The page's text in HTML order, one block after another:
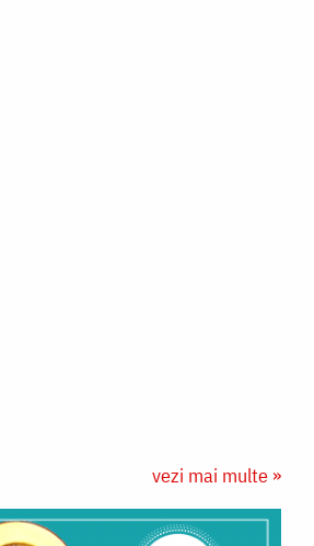
vezi mai multe »